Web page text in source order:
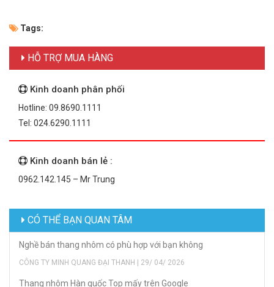
Tags:
HỖ TRỢ MUA HÀNG
Kinh doanh phân phối
Hotline: 09.8690.1111
Tel: 024.6290.1111
Kinh doanh bán lẻ :
0962.142.145 – Mr Trung
CÓ THỂ BẠN QUAN TÂM
Nghề bán thang nhôm có phù hợp với bạn không
CÔNG TY MINH QUANG ĐẠI THANH | 29/ 04/ 2026
Thang nhôm Hàn quốc Top mấy trên Google